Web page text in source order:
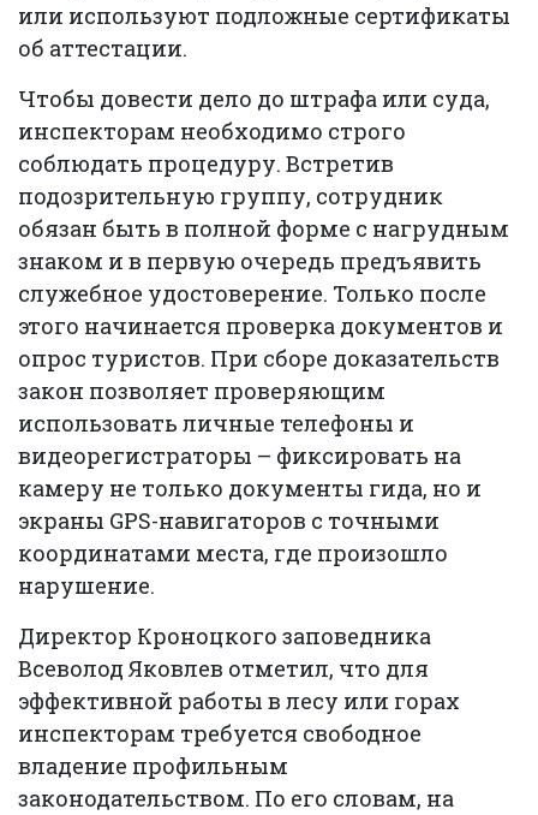
или используют подложные сертификаты
об аттестации.
Чтобы довести дело до штрафа или суда,
инспекторам необходимо строго
соблюдать процедуру. Встретив
подозрительную группу, сотрудник
обязан быть в полной форме с нагрудным
знаком и в первую очередь предъявить
служебное удостоверение. Только после
этого начинается проверка документов и
опрос туристов. При сборе доказательств
закон позволяет проверяющим
использовать личные телефоны и
видеорегистраторы – фиксировать на
камеру не только документы гида, но и
экраны GPS-навигаторов с точными
координатами места, где произошло
нарушение.
Директор Кроноцкого заповедника
Всеволод Яковлев отметил, что для
эффективной работы в лесу или горах
инспекторам требуется свободное
владение профильным
законодательством. По его словам, на